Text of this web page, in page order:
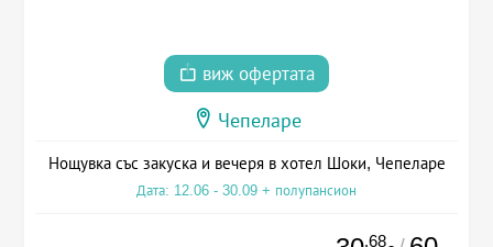
виж офертата
Чепеларе
Нощувка със закуска и вечеря в хотел Шоки, Чепеларе
Дата: 12.06 - 30.09 + полупансион
.68